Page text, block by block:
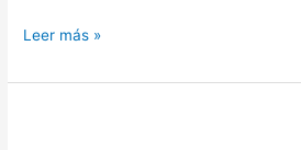
Leer más »